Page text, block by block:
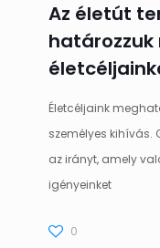
Az életút
határozzuk
Életcéljaink
személyes kihívás.
az irányt, amely
igényeinket
0